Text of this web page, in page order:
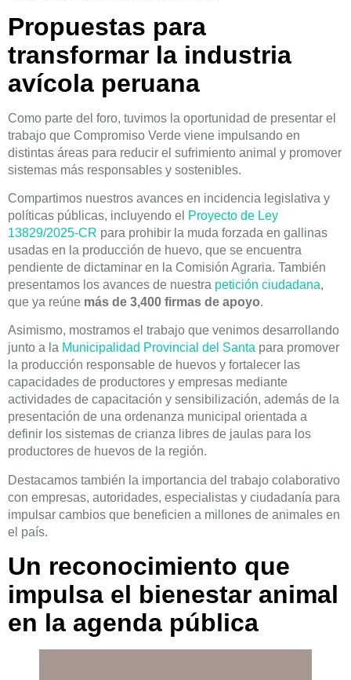
Propuestas para
transformar la industria
avícola peruana
Como parte del foro, tuvimos la oportunidad de presentar el
trabajo que Compromiso Verde viene impulsando en
distintas áreas para reducir el sufrimiento animal y promover
sistemas más responsables y sostenibles.
Compartimos nuestros avances en incidencia legislativa y
políticas públicas, incluyendo el Proyecto de Ley
13829/2025-CR para prohibir la muda forzada en gallinas
usadas en la producción de huevo, que se encuentra
pendiente de dictaminar en la Comisión Agraria. También
presentamos los avances de nuestra petición ciudadana,
que ya reúne más de 3,400 firmas de apoyo.
Asimismo, mostramos el trabajo que venimos desarrollando
junto a la Municipalidad Provincial del Santa para promover
la producción responsable de huevos y fortalecer las
capacidades de productores y empresas mediante
actividades de capacitación y sensibilización, además de la
presentación de una ordenanza municipal orientada a
definir los sistemas de crianza libres de jaulas para los
productores de huevos de la región.
Destacamos también la importancia del trabajo colaborativo
con empresas, autoridades, especialistas y ciudadanía para
impulsar cambios que beneficien a millones de animales en
el país.
Un reconocimiento que
impulsa el bienestar animal
en la agenda pública